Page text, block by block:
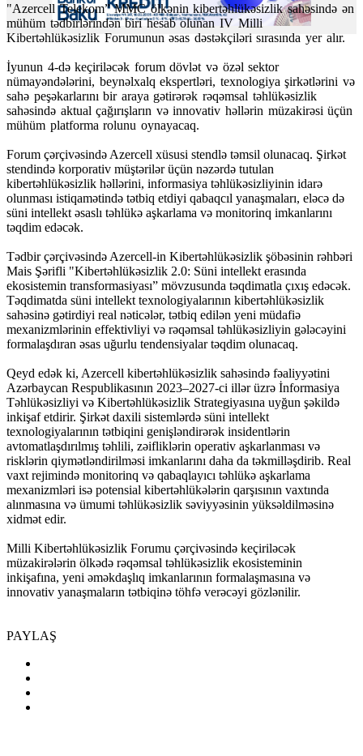
"Azercell Telekom” MMC ölkənin kibertəhlükəsizlik sahəsində ən
mühüm tədbirlərindən biri hesab olunan IV Milli
Kibertəhlükəsizlik Forumunun əsas dəstəkçiləri sırasında yer alır.
İyunun 4-də keçiriləcək forum dövlət və özəl sektor
nümayəndələrini, beynəlxalq ekspertləri, texnologiya şirkətlərini və
sahə peşəkarlarını bir araya gətirərək rəqəmsal təhlükəsizlik
sahəsində aktual çağırışların və innovativ həllərin müzakirəsi üçün
mühüm platforma rolunu oynayacaq.
Forum çərçivəsində Azercell xüsusi stendlə təmsil olunacaq. Şirkət
stendində korporativ müştərilər üçün nəzərdə tutulan
kibertəhlükəsizlik həllərini, informasiya təhlükəsizliyinin idarə
olunması istiqamətində tətbiq etdiyi qabaqcıl yanaşmaları, eləcə də
süni intellekt əsaslı təhlükə aşkarlama və monitorinq imkanlarını
təqdim edəcək.
Tədbir çərçivəsində Azercell-in Kibertəhlükəsizlik şöbəsinin rəhbəri
Mais Şərifli "Kibertəhlükəsizlik 2.0: Süni intellekt erasında
ekosistemin transformasiyası” mövzusunda təqdimatla çıxış edəcək.
Təqdimatda süni intellekt texnologiyalarının kibertəhlükəsizlik
sahəsinə gətirdiyi real nəticələr, tətbiq edilən yeni müdafiə
mexanizmlərinin effektivliyi və rəqəmsal təhlükəsizliyin gələcəyini
formalaşdıran əsas uğurlu tendensiyalar təqdim olunacaq.
Qeyd edək ki, Azercell kibertəhlükəsizlik sahəsində fəaliyyətini
Azərbaycan Respublikasının 2023–2027-ci illər üzrə İnformasiya
Təhlükəsizliyi və Kibertəhlükəsizlik Strategiyasına uyğun şəkildə
inkişaf etdirir. Şirkət daxili sistemlərdə süni intellekt
texnologiyalarının tətbiqini genişləndirərək insidentlərin
avtomatlaşdırılmış təhlili, zəifliklərin operativ aşkarlanması və
risklərin qiymətləndirilməsi imkanlarını daha da təkmilləşdirib. Real
vaxt rejimində monitorinq və qabaqlayıcı təhlükə aşkarlama
mexanizmləri isə potensial kibertəhlükələrin qarşısının vaxtında
alınmasına və ümumi təhlükəsizlik səviyyəsinin yüksəldilməsinə
xidmət edir.
Milli Kibertəhlükəsizlik Forumu çərçivəsində keçiriləcək
müzakirələrin ölkədə rəqəmsal təhlükəsizlik ekosisteminin
inkişafına, yeni əməkdaşlıq imkanlarının formalaşmasına və
innovativ yanaşmaların tətbiqinə töhfə verəcəyi gözlənilir.
PAYLAŞ